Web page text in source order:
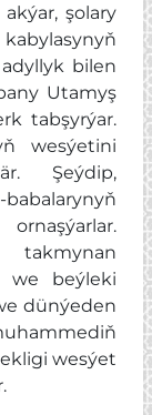
şolary
bilen
Utamyş
tabşyrýar.
wesýetini
Şeýdip,
we beýleki
dünýeden
wesýet